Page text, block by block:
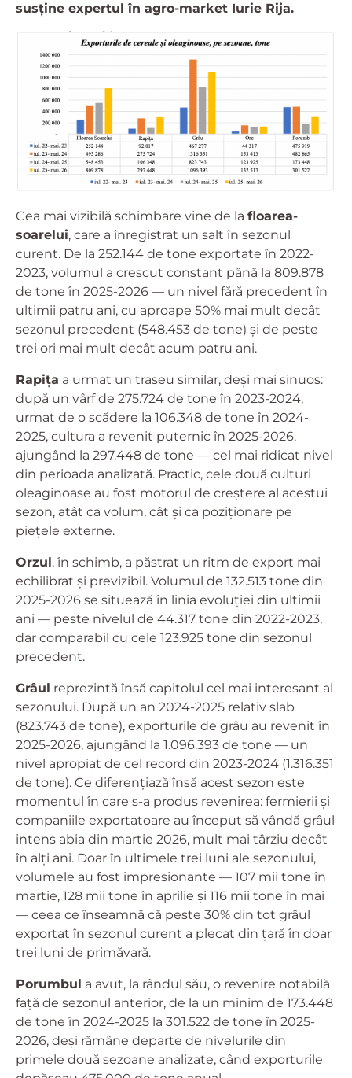
susține expertul în agro-market Iurie Rija.
Cea mai vizibilă schimbare vine de la floarea-
soarelui, care a înregistrat un salt în sezonul
curent. De la 252.144 de tone exportate în 2022-
2023, volumul a crescut constant până la 809.878
de tone în 2025-2026 — un nivel fără precedent în
ultimii patru ani, cu aproape 50% mai mult decât
sezonul precedent (548.453 de tone) și de peste
trei ori mai mult decât acum patru ani.
Rapița a urmat un traseu similar, deși mai sinuos:
după un vârf de 275.724 de tone în 2023-2024,
urmat de o scădere la 106.348 de tone în 2024-
2025, cultura a revenit puternic în 2025-2026,
ajungând la 297.448 de tone — cel mai ridicat nivel
din perioada analizată. Practic, cele două culturi
oleaginoase au fost motorul de creștere al acestui
sezon, atât ca volum, cât și ca poziționare pe
piețele externe.
Orzul , în schimb, a păstrat un ritm de export mai
echilibrat și previzibil. Volumul de 132.513 tone din
2025-2026 se situează în linia evoluției din ultimii
ani — peste nivelul de 44.317 tone din 2022-2023,
dar comparabil cu cele 123.925 tone din sezonul
precedent.
Grâul reprezintă însă capitolul cel mai interesant al
sezonului. După un an 2024-2025 relativ slab
(823.743 de tone), exporturile de grâu au revenit în
2025-2026, ajungând la 1.096.393 de tone — un
nivel apropiat de cel record din 2023-2024 (1.316.351
de tone). Ce diferențiază însă acest sezon este
momentul în care s-a produs revenirea: fermierii și
companiile exportatoare au început să vândă grâul
intens abia din martie 2026, mult mai târziu decât
în alți ani. Doar în ultimele trei luni ale sezonului,
volumele au fost impresionante — 107 mii tone în
martie, 128 mii tone în aprilie și 116 mii tone în mai
— ceea ce înseamnă că peste 30% din tot grâul
exportat în sezonul curent a plecat din țară în doar
trei luni de primăvară.
Porumbul a avut, la rândul său, o revenire notabilă
față de sezonul anterior, de la un minim de 173.448
de tone în 2024-2025 la 301.522 de tone în 2025-
2026, deși rămâne departe de nivelurile din
primele două sezoane analizate, când exporturile